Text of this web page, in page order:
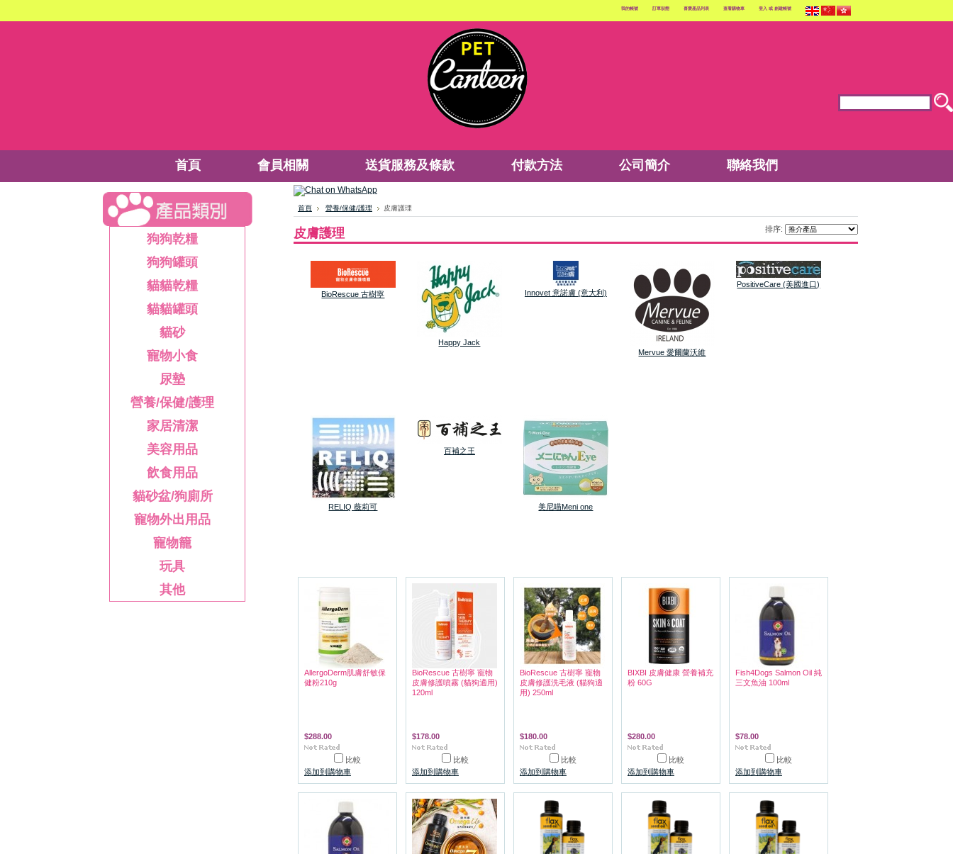
我的帳號 訂單狀態 喜愛產品列表 查看購物車 登入 或 創建帳號
首頁 會員相關 送貨服務及條款 付款方法 公司簡介 聯絡我們
狗狗乾糧
狗狗罐頭
貓貓乾糧
貓貓罐頭
貓砂
寵物小食
尿墊
營養/保健/護理
家居清潔
美容用品
飲食用品
貓砂盆/狗廁所
寵物外出用品
寵物籠
玩具
其他
首頁 營養/保健/護理 皮膚護理
排序:
皮膚護理
BioRescue 古樹寧
Happy Jack
Innovet 意諾膚 (意大利)
Mervue 愛爾蘭沃維
PositiveCare (美國進口)
RELIQ 薇莉可
百補之王
美尼喵Meni one
AllergoDerm肌膚舒敏保
健粉210g
$288.00
比較
添加到購物車
BioRescue 古樹寧 寵物
皮膚修護噴霧 (貓狗適用)
120ml
$178.00
比較
添加到購物車
BioRescue 古樹寧 寵物
皮膚修護洗毛液 (貓狗適
用) 250ml
$180.00
比較
添加到購物車
BIXBI 皮膚健康 營養補充
粉 60G
$280.00
比較
添加到購物車
Fish4Dogs Salmon Oil 純
三文魚油 100ml
$78.00
比較
添加到購物車